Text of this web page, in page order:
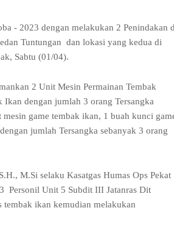
- 2023 dengan melakukan 2 Penindakan
Tuntungan dan lokasi yang kedua di
Sabtu (01/04).
2 Unit Mesin Permainan Tembak
dengan jumlah 3 orang Tersangka
game tembak ikan, 1 buah kunci
jumlah Tersangka sebanyak 3 orang
M.Si selaku Kasatgas Humas Ops Pekat
Personil Unit 5 Subdit III Jatanras Dit
tembak ikan kemudian melakukan